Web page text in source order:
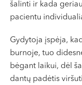
šalinti ir kada
pacientu
Gydytoja įspėja,
burnoje, tuo
bėgant laikui, dėl
dantų padėtis